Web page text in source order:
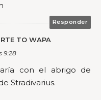
Responder
TO WAPA
9:28
con el abrigo de
Stradivarius.